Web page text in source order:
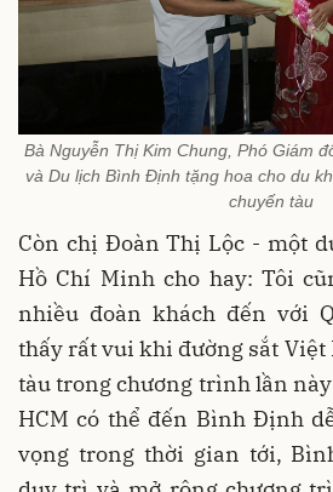
Bà Nguyễn Thị Kim Chung, Phó Giám
và Du lịch Bình Định tặng hoa cho du
chuyến tàu
Còn chị Đoàn Thị Lộc - một
Hồ Chí Minh cho hay: Tôi
nhiều đoàn khách đến với
thấy rất vui khi đường sắt Việt
tàu trong chương trình lần này
HCM có thể đến Bình Định
vọng trong thời gian tới,